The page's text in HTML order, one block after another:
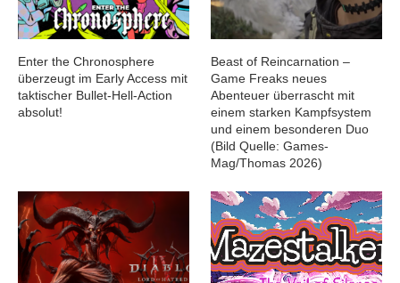
Enter the Chronosphere
überzeugt im Early Access mit
taktischer Bullet-Hell-Action
absolut!
Beast of Reincarnation –
Game Freaks neues
Abenteuer überrascht mit
einem starken Kampfsystem
und einem besonderen Duo
(Bild Quelle: Games-
Mag/Thomas 2026)